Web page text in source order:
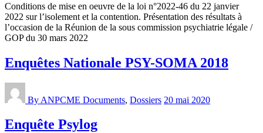
Conditions de mise en oeuvre de la loi n°2022-46 du 22 janvier
2022 sur l’isolement et la contention. Présentation des résultats à
l’occasion de la Réunion de la sous commission psychiatrie légale /
GOP du 30 mars 2022
Enquêtes Nationale PSY-SOMA 2018
By ANPCME Documents, Dossiers 20 mai 2020
Enquête Psylog